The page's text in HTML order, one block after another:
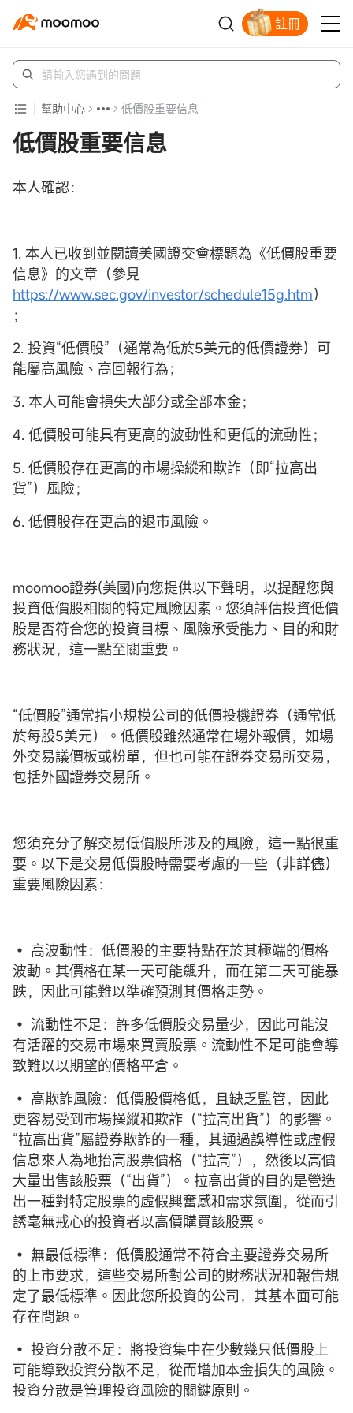
註冊
幫助中心 低價股重要信息
低價股重要信息
本人確認：
1. 本人已收到並閱讀美國證交會標題為《低價股重要
信息》的文章（參見
https://www.sec.gov/investor/schedule15g.htm）
；
2. 投資“低價股”（通常為低於5美元的低價證券）可
能屬高風險、高回報行為；
3. 本人可能會損失大部分或全部本金；
4. 低價股可能具有更高的波動性和更低的流動性；
5. 低價股存在更高的市場操縱和欺詐（即“拉高出
貨”）風險；
6. 低價股存在更高的退市風險。
moomoo證券(美國)向您提供以下聲明，以提醒您與
投資低價股相關的特定風險因素。您須評估投資低價
股是否符合您的投資目標、風險承受能力、目的和財
務狀況，這一點至關重要。
“低價股”通常指小規模公司的低價投機證券（通常低
於每股5美元）。低價股雖然通常在場外報價，如場
外交易議價板或粉單，但也可能在證券交易所交易，
包括外國證券交易所。
您須充分了解交易低價股所涉及的風險，這一點很重
要。以下是交易低價股時需要考慮的一些（非詳儘）
重要風險因素：
• 高波動性：低價股的主要特點在於其極端的價格
波動。其價格在某一天可能飆升，而在第二天可能暴
跌，因此可能難以準確預測其價格走勢。
• 流動性不足：許多低價股交易量少，因此可能沒
有活躍的交易市場來買賣股票。流動性不足可能會導
致難以以期望的價格平倉。
• 高欺詐風險：低價股價格低，且缺乏監管，因此
更容易受到市場操縱和欺詐（“拉高出貨”）的影響。
“拉高出貨”屬證券欺詐的一種，其通過誤導性或虛假
信息來人為地抬高股票價格（“拉高”），然後以高價
大量出售該股票（“出貨”）。拉高出貨的目的是營造
出一種對特定股票的虛假興奮感和需求氛圍，從而引
誘毫無戒心的投資者以高價購買該股票。
• 無最低標準：低價股通常不符合主要證券交易所
的上市要求，這些交易所對公司的財務狀況和報告規
定了最低標準。因此您所投資的公司，其基本面可能
存在問題。
• 投資分散不足：將投資集中在少數幾只低價股上
可能導致投資分散不足，從而增加本金損失的風險。
投資分散是管理投資風險的關鍵原則。